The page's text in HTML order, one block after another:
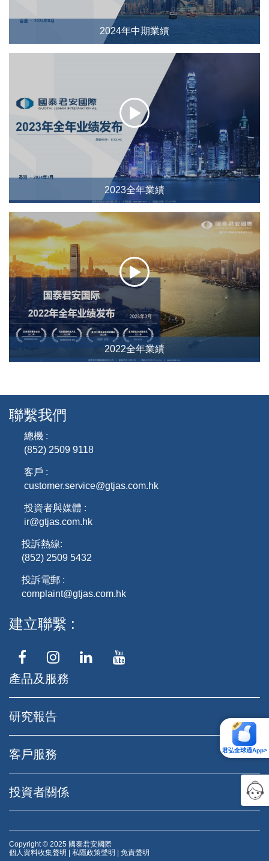
2024年中期業績
2023全年業績
2022全年業績
君弘全球通App>
聯繫我們
總機 :
(852) 2509 9118
客戶 :
customer.service@gtjas.com.hk
投資者與媒體 :
ir@gtjas.com.hk
投訴熱線:
(852) 2509 5432
投訴電郵 :
complaint@gtjas.com.hk
建立聯繫
產品及服務
研究報告
客戶服務
投資者關係
Copyright © 2025 國泰君安國際
個人資料收集聲明
私隱政策聲明 免責聲明